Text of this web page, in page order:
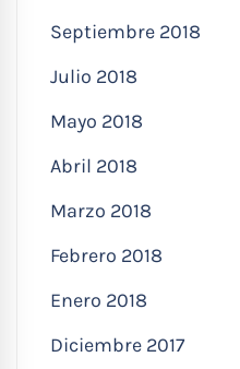
Septiembre 2018
Julio 2018
Mayo 2018
Abril 2018
Marzo 2018
Febrero 2018
Enero 2018
Diciembre 2017